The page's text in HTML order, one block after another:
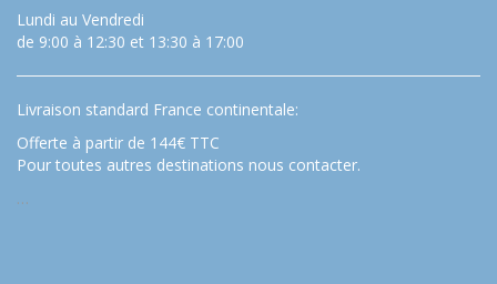
Lundi au Vendredi
de 9:00 à 12:30 et 13:30 à 17:00
Livraison standard France continentale:
Offerte à partir de 144€ TTC
Pour toutes autres destinations nous contacter.
…